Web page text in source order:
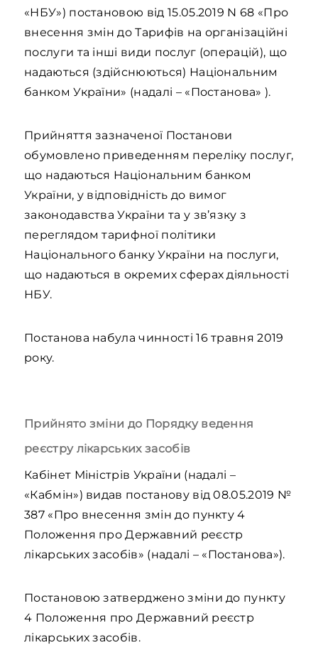
«НБУ») постановою від 15.05.2019 N 68 «Про
внесення змін до Тарифів на організаційні
послуги та інші види послуг (операцій), що
надаються (здійснюються) Національним
банком України» (надалі – «Постанова» ).
Прийняття зазначеної Постанови
обумовлено приведенням переліку послуг,
що надаються Національним банком
України, у відповідність до вимог
законодавства України та у зв’язку з
переглядом тарифної політики
Національного банку України на послуги,
що надаються в окремих сферах діяльності
НБУ.
Постанова набула чинності 16 травня 2019
року.
Прийнято зміни до Порядку ведення
реєстру лікарських засобів
Кабінет Міністрів України (надалі –
«Кабмін») видав постанову від 08.05.2019 №
387 «Про внесення змін до пункту 4
Положення про Державний реєстр
лікарських засобів» (надалі – «Постанова»).
Постановою затверджено зміни до пункту
4 Положення про Державний реєстр
лікарських засобів.